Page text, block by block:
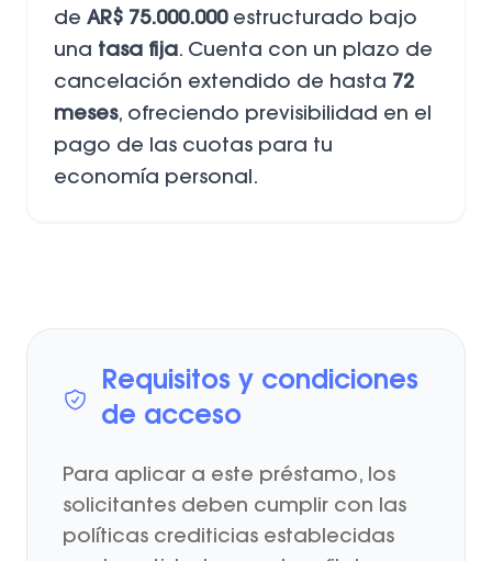
de AR$ 75.000.000estructurado bajo
una tasa fija. Cuenta con un plazo de
cancelación extendido de hasta 72
meses, ofreciendo previsibilidad en el
pago de las cuotas para tu
economía personal.
Requisitos y condiciones
de acceso
Para aplicar a este préstamo, los
solicitantes deben cumplir con las
políticas crediticias establecidas